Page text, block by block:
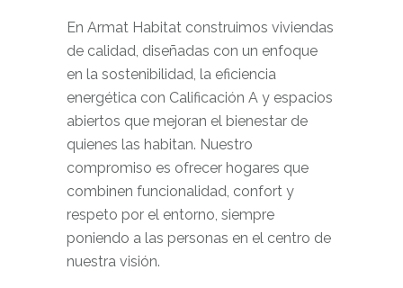
En Armat Habitat construimos viviendas
de calidad, diseñadas con un enfoque
en la sostenibilidad, la eficiencia
energética con Calificación A y espacios
abiertos que mejoran el bienestar de
quienes las habitan. Nuestro
compromiso es ofrecer hogares que
combinen funcionalidad, confort y
respeto por el entorno, siempre
poniendo a las personas en el centro de
nuestra visión.